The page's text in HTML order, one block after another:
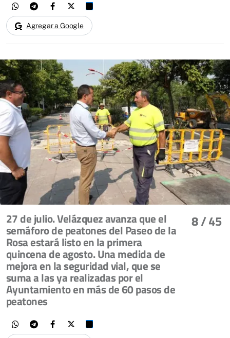
Agregar a Google
8/ 45
27 de julio. Velázquez avanza que el
semáforo de peatones del Paseo de la
Rosa estará listo en la primera
quincena de agosto. Una medida de
mejora en la seguridad vial, que se
suma a las ya realizadas por el
Ayuntamiento en más de 60 pasos de
peatones